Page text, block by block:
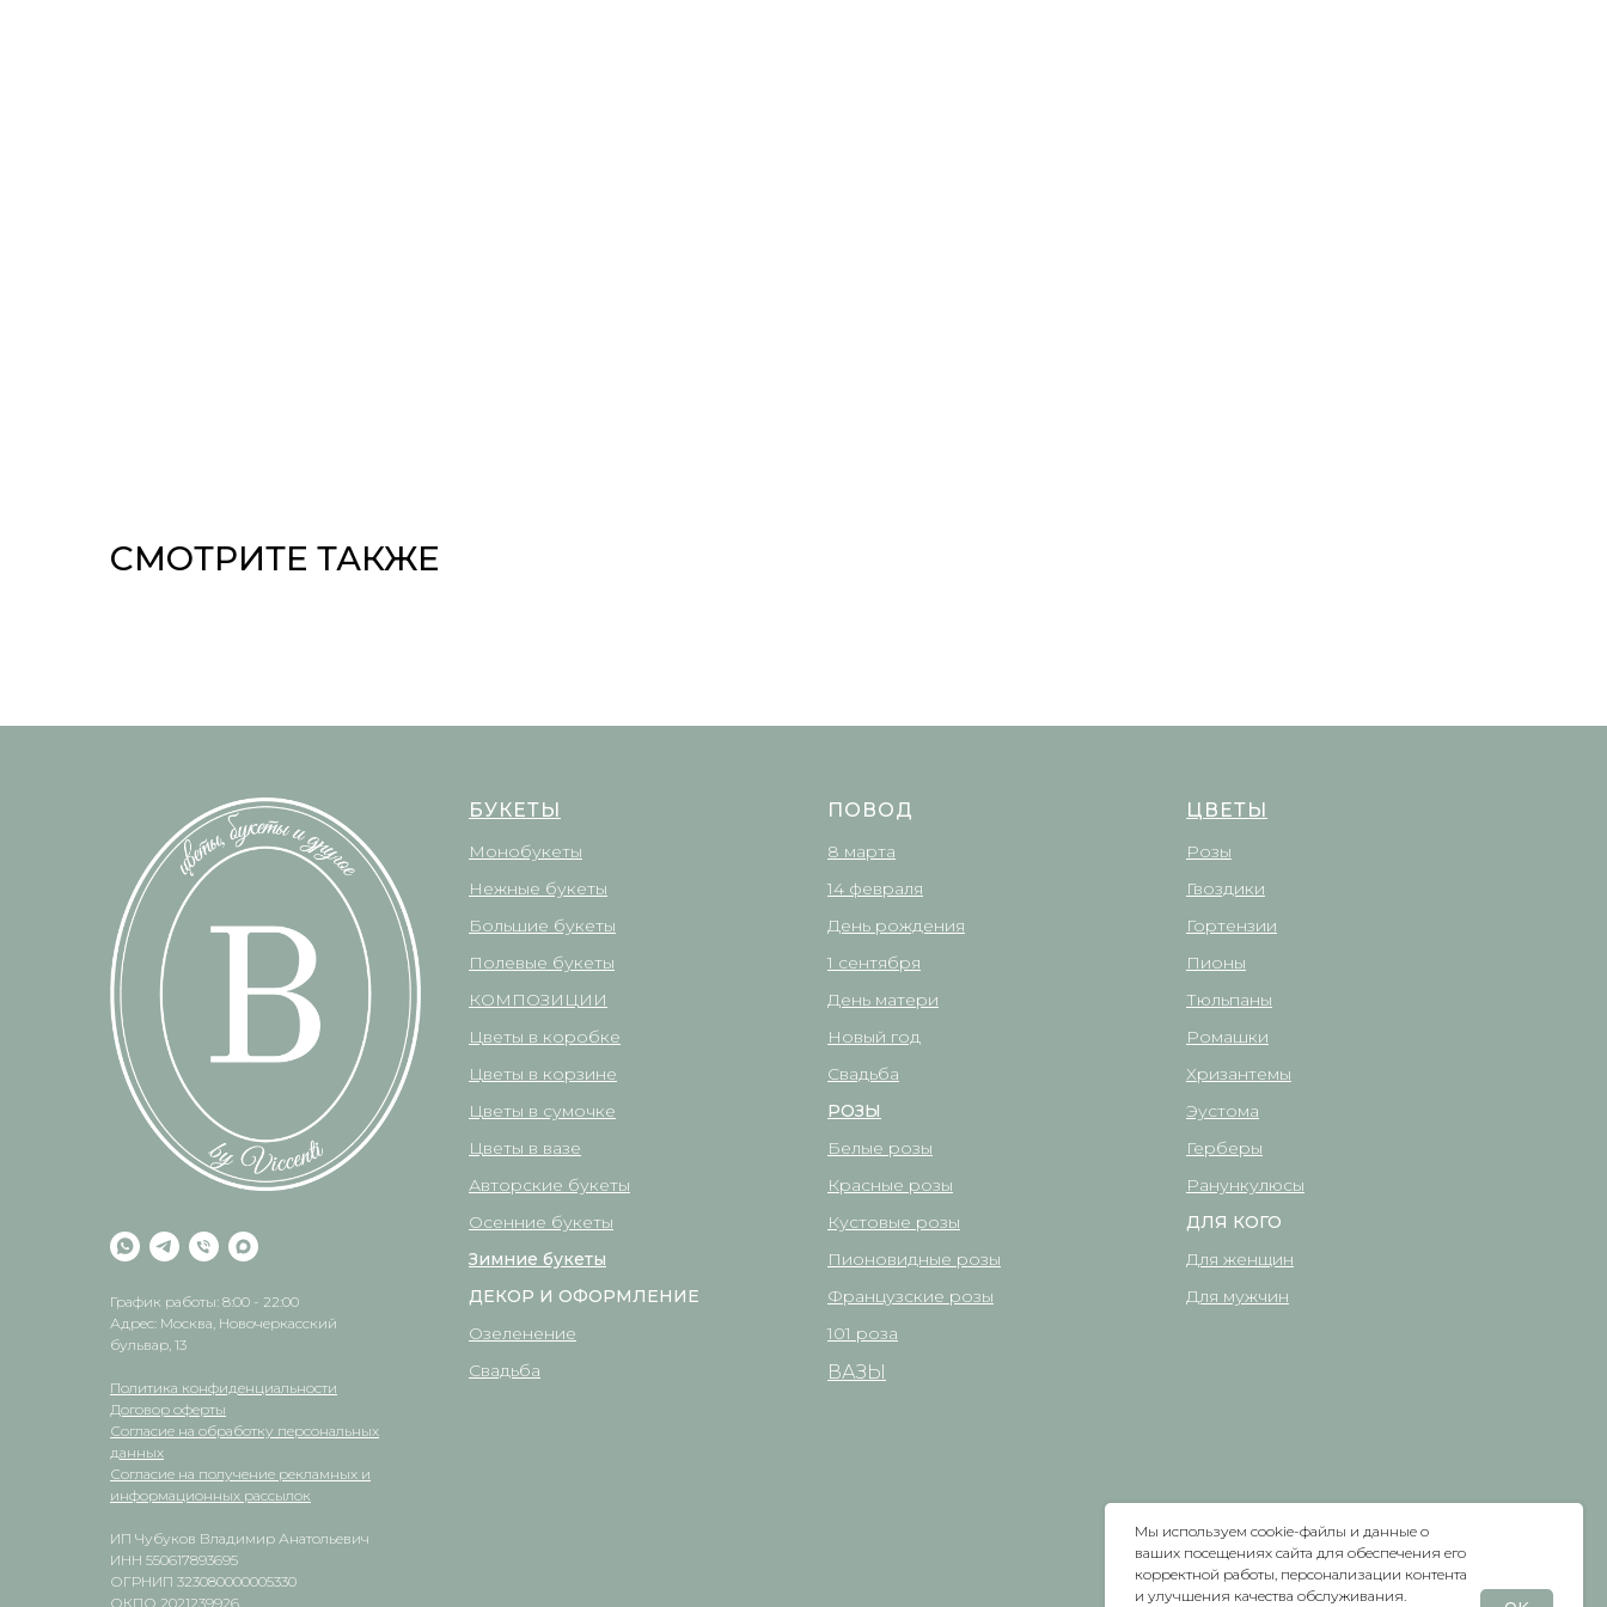
Мы используем cookie-файлы и данные о
ваших посещениях сайта для обеспечения его
корректной работы, персонализации контента
и улучшения качества обслуживания.
СМОТРИТЕ ТАКЖЕ
График работы: 8:00 - 22:00
Адрес: Москва, Новочеркасский
бульвар, 13
Политика конфиденциальности
Договор оферты
Согласие на обработку персональных
данных
Согласие на получение рекламных и
информационных рассылок
ИП Чубуков Владимир Анатольевич
ИНН 550617893695
ОГРНИП 323080000005330
ОКПО 2021239926
БУКЕТЫ
Монобукеты
Нежные букеты
Большие букеты
Полевые букеты
КОМПОЗИЦИИ
Цветы в коробке
Цветы в корзине
Цветы в сумочке
Цветы в вазе
Авторские букеты
Осенние букеты
Зимние букеты
ДЕКОР И ОФОРМЛЕНИЕ
Озеленение
Свадьба
ПОВОД
8 марта
14 февраля
День рождения
1 сентября
День матери
Новый год
Свадьба
РОЗЫ
Белые розы
Красные розы
Кустовые розы
Пионовидные розы
Французские розы
101 роза
ВАЗЫ
ЦВЕТЫ
Розы
Гвоздики
Гортензии
Пионы
Тюльпаны
Ромашки
Хризантемы
Эустома
Герберы
Ранункулюсы
ДЛЯ КОГО
Для женщин
Для мужчин